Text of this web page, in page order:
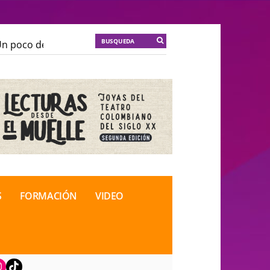
de locura para la cordura
de Teatro Rosa
FORMACIÓN VIDEO
TikTok